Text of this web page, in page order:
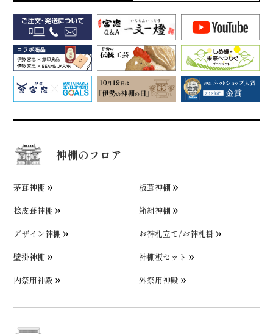
神棚のフロア
茅葺神棚
板葺神棚
桧皮葺神棚
箱組神棚
デザイン神棚
お神札立て/お神札掛
壁掛神棚
神棚板セット
内祭用神殿
外祭用神殿